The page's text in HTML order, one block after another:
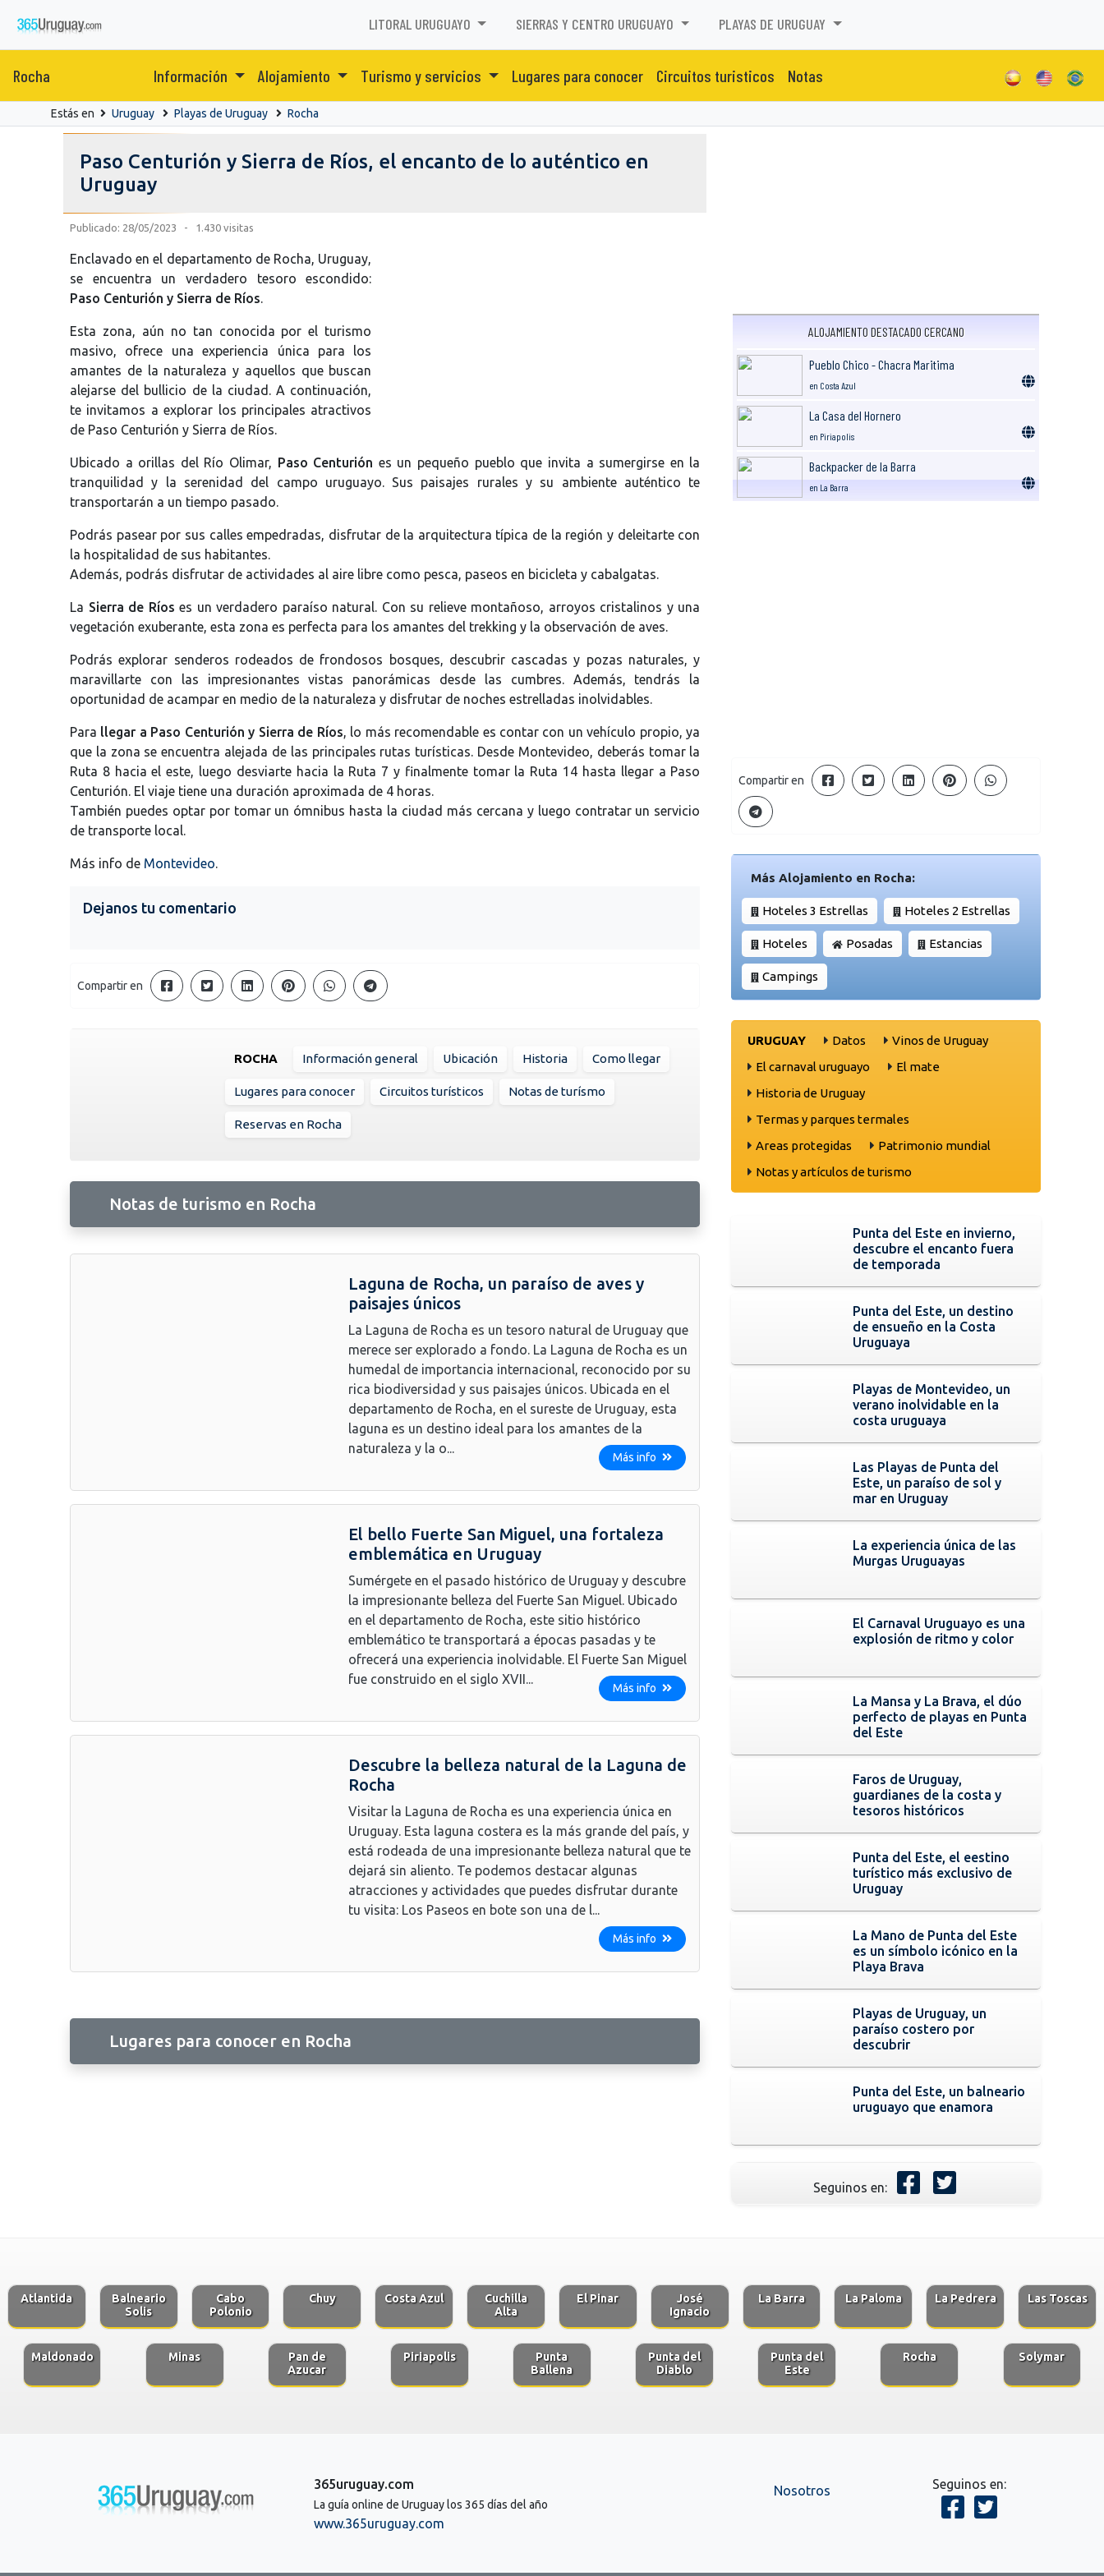
LITORAL URUGUAYO SIERRAS Y CENTRO URUGUAYO PLAYAS DE URUGUAY
Rocha Información Alojamiento Turismo y servicios Lugares para conocer Circuitos turisticos Notas
Estás en Uruguay Playas de Uruguay Rocha
Paso Centurión y Sierra de Ríos, el encanto de lo auténtico en
Uruguay
Publicado: 28/05/2023 - 1.430 visitas
Enclavado en el departamento de Rocha, Uruguay,
se encuentra un verdadero tesoro escondido:
Paso Centurión y Sierra de Ríos.
Esta zona, aún no tan conocida por el turismo
masivo, ofrece una experiencia única para los
amantes de la naturaleza y aquellos que buscan
alejarse del bullicio de la ciudad. A continuación,
te invitamos a explorar los principales atractivos
de Paso Centurión y Sierra de Ríos.
Ubicado a orillas del Río Olimar, Paso Centurión es un pequeño pueblo que invita a sumergirse en la
tranquilidad y la serenidad del campo uruguayo. Sus paisajes rurales y su ambiente auténtico te
transportarán a un tiempo pasado.
Podrás pasear por sus calles empedradas, disfrutar de la arquitectura típica de la región y deleitarte con
la hospitalidad de sus habitantes.
Además, podrás disfrutar de actividades al aire libre como pesca, paseos en bicicleta y cabalgatas.
La Sierra de Ríos es un verdadero paraíso natural. Con su relieve montañoso, arroyos cristalinos y una
vegetación exuberante, esta zona es perfecta para los amantes del trekking y la observación de aves.
Podrás explorar senderos rodeados de frondosos bosques, descubrir cascadas y pozas naturales, y
maravillarte con las impresionantes vistas panorámicas desde las cumbres. Además, tendrás la
oportunidad de acampar en medio de la naturaleza y disfrutar de noches estrelladas inolvidables.
Para llegar a Paso Centurión y Sierra de Ríos, lo más recomendable es contar con un vehículo propio, ya
que la zona se encuentra alejada de las principales rutas turísticas. Desde Montevideo, deberás tomar la
Ruta 8 hacia el este, luego desviarte hacia la Ruta 7 y finalmente tomar la Ruta 14 hasta llegar a Paso
Centurión. El viaje tiene una duración aproximada de 4 horas.
También puedes optar por tomar un ómnibus hasta la ciudad más cercana y luego contratar un servicio
de transporte local.
Más info de Montevideo.
Dejanos tu comentario
Compartir en
ROCHA Información general Ubicación Historia Como llegar
Lugares para conocer Circuitos turísticos Notas de turísmo
Reservas en Rocha
Notas de turismo en Rocha
Laguna de Rocha, un paraíso de aves y
paisajes únicos
La Laguna de Rocha es un tesoro natural de Uruguay que
merece ser explorado a fondo. La Laguna de Rocha es un
humedal de importancia internacional, reconocido por su
rica biodiversidad y sus paisajes únicos. Ubicada en el
departamento de Rocha, en el sureste de Uruguay, esta
laguna es un destino ideal para los amantes de la
naturaleza y la o...
Más info
El bello Fuerte San Miguel, una fortaleza
emblemática en Uruguay
Sumérgete en el pasado histórico de Uruguay y descubre
la impresionante belleza del Fuerte San Miguel. Ubicado
en el departamento de Rocha, este sitio histórico
emblemático te transportará a épocas pasadas y te
ofrecerá una experiencia inolvidable. El Fuerte San Miguel
fue construido en el siglo XVII...
Más info
Descubre la belleza natural de la Laguna de
Rocha
Visitar la Laguna de Rocha es una experiencia única en
Uruguay. Esta laguna costera es la más grande del país, y
está rodeada de una impresionante belleza natural que te
dejará sin aliento. Te podemos destacar algunas
atracciones y actividades que puedes disfrutar durante
tu visita: Los Paseos en bote son una de l...
Más info
Lugares para conocer en Rocha
ALOJAMIENTO DESTACADO CERCANO
Pueblo Chico - Chacra Maritima
en Costa Azul
La Casa del Hornero
en Piriapolis
Backpacker de la Barra
en La Barra
Compartir en
Más Alojamiento en Rocha:
Hoteles 3 Estrellas Hoteles 2 Estrellas
Hoteles Posadas Estancias
Campings
URUGUAY Datos
Vinos de Uruguay
El carnaval uruguayo
El mate
Historia de Uruguay
Termas y parques termales
Areas protegidas
Patrimonio mundial
Notas y artículos de turismo
Punta del Este en invierno,
descubre el encanto fuera
de temporada
Punta del Este, un destino
de ensueño en la Costa
Uruguaya
Playas de Montevideo, un
verano inolvidable en la
costa uruguaya
Las Playas de Punta del
Este, un paraíso de sol y
mar en Uruguay
La experiencia única de las
Murgas Uruguayas
El Carnaval Uruguayo es una
explosión de ritmo y color
La Mansa y La Brava, el dúo
perfecto de playas en Punta
del Este
Faros de Uruguay,
guardianes de la costa y
tesoros históricos
Punta del Este, el eestino
turístico más exclusivo de
Uruguay
La Mano de Punta del Este
es un símbolo icónico en la
Playa Brava
Playas de Uruguay, un
paraíso costero por
descubrir
Punta del Este, un balneario
uruguayo que enamora
Seguinos en:
Atlantida
Balneario
Solis
Cabo
Polonio
Chuy Costa Azul
Cuchilla
Alta
El Pinar
José
Ignacio
La Barra La Paloma La Pedrera Las Toscas
Maldonado Minas
Pan de
Azucar
Piriapolis
Punta
Ballena
Punta del
Diablo
Punta del
Este
Rocha Solymar
365uruguay.com
La guía online de Uruguay los 365 días del año
www.365uruguay.com
Nosotros Seguinos en: